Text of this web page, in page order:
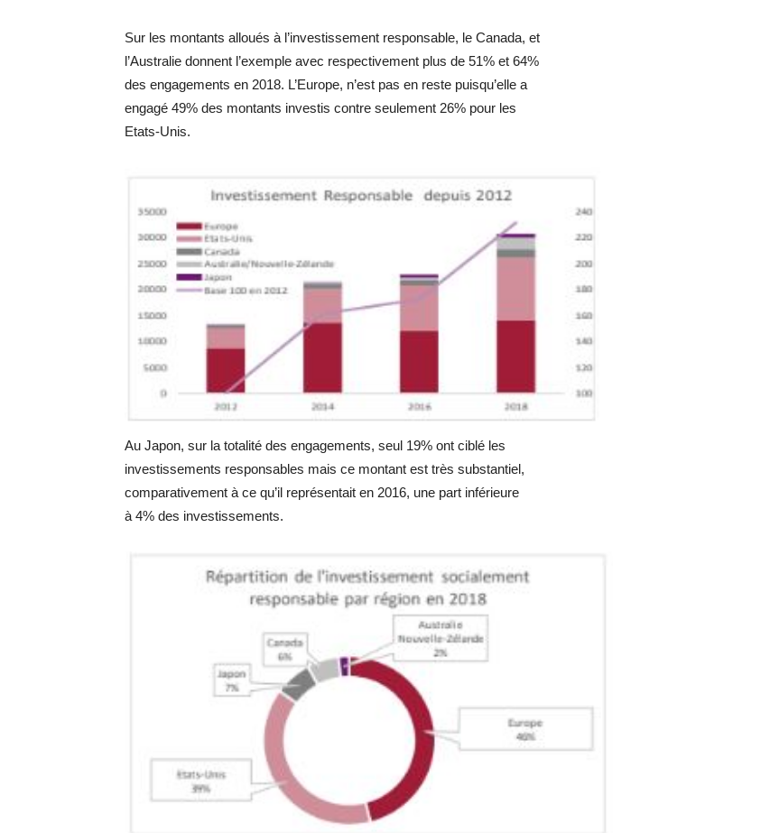
Sur les montants alloués à l’investissement responsable, le Canada, et
l’Australie donnent l’exemple avec respectivement plus de 51% et 64%
des engagements en 2018. L’Europe, n’est pas en reste puisqu’elle a
engagé 49% des montants investis contre seulement 26% pour les
Etats-Unis.
Au Japon, sur la totalité des engagements, seul 19% ont ciblé les
investissements responsables mais ce montant est très substantiel,
comparativement à ce qu’il représentait en 2016, une part inférieure
à 4% des investissements.